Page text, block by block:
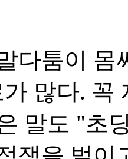
다툼이
많다. 꼭
말도 "초